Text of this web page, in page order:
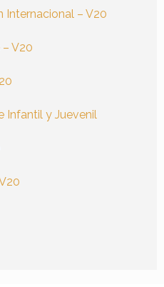
Internacional – V20
V20
Infantil y Juevenil